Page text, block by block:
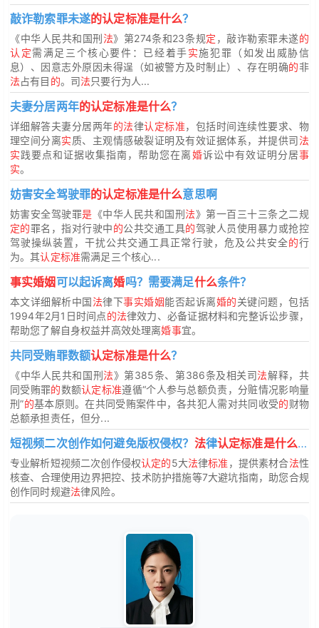
敲诈勒索罪未遂的认定标准是什么？
《中华人民共和国刑法》第274条和23条规定 ，敲诈勒索罪未遂的
认定需满足三个核心要件：已经着手实施犯罪（如发出威胁信
息）、因意志外原因未得逞（如被警方及时制止）、存在明确的非
法占有目 的。司法只要行为人...
夫妻分居两年的认定标准是什么？
详细解答夫妻分居两年的法律认定标准，包括时间连续性要求、物
理空间分离实质、主观情感破裂证明及有效证据体系，并提供司法
实践要点和证据收集指南，帮助您在离婚诉讼中有效证明分居事
实。
妨害安全驾驶罪的认定标准是什么意思啊
妨害安全驾驶罪是 《中华人民共和国刑法》第一百三十三条之二规
定的罪名，指对行驶中的公共交通工具的驾驶人员使用暴力或抢控
驾驶操纵装置，干扰公共交通工具正常行驶，危及公共安全的行
为。其认定标准需满足三个核心...
事实婚姻可以起诉离婚吗？需要满足什么条件？
本文详细解析中国法律下事实婚姻能否起诉离婚的关键问题，包括
1994年2月1日时间点的法律效力、必备证据材料和完整诉讼步骤，
帮助您了解自身权益并高效处理离婚事宜。
共同受贿罪数额认定标准是什么？
《中华人民共和国刑法》第385条、第386条及相关司法解释，共
同受贿罪的数额认定标准遵循“个人参与总额负责，分赃情况影响量
刑”的基本原则。在共同受贿案件中，各共犯人需对共同收受的财物
总额承担责任，但分...
短视频二次创作如何避免版权侵权？ 法律认定标准是什么？
专业解析短视频二次创作侵权认定的5大法律标准 ，提供素材合法性
核查、合理使用边界把控、技术防护措施等7大避坑指南，助您合规
创作同时规避法律风险。